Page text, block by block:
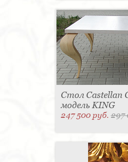
Стол Castellan
модель KING
247 500 руб.297